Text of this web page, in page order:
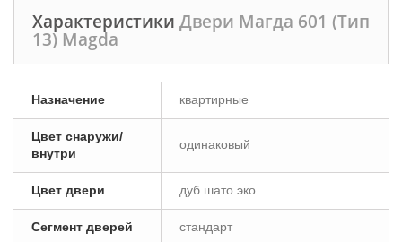
Характеристики Двери Магда 601 (Тип
13) Magda
Назначение квартирные
Цвет снаружи/
внутри
одинаковый
Цвет двери дуб шато эко
Сегмент дверей стандарт